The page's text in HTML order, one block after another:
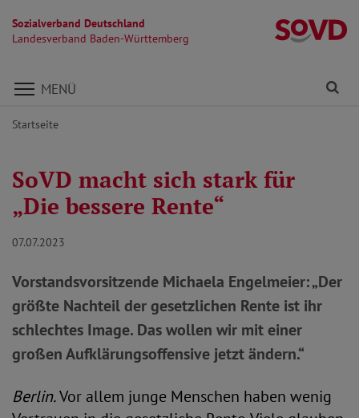
Sozialverband Deutschland
Landesverband Baden-Württemberg
Direkt zu den Inhalten springen
MENÜ
Startseite
SoVD macht sich stark für
„Die bessere Rente“
07.07.2023
Vorstandsvorsitzende Michaela Engelmeier: „Der
größte Nachteil der gesetzlichen Rente ist ihr
schlechtes Image. Das wollen wir mit einer
großen Aufklärungsoffensive jetzt ändern.“
Berlin.Vor allem junge Menschen haben wenig